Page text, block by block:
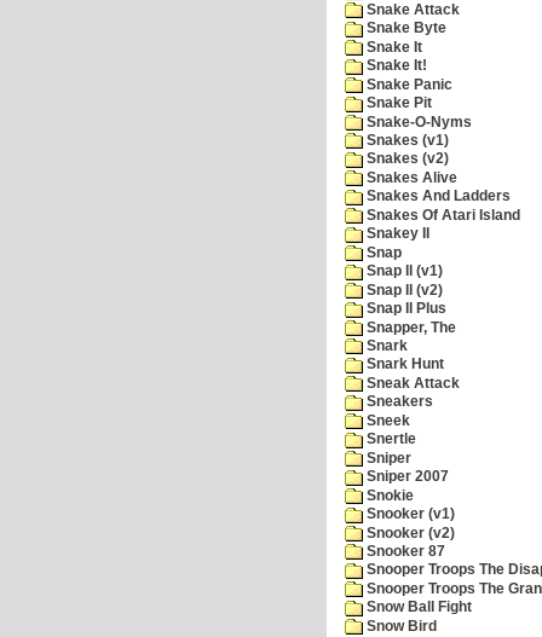
Snake Attack
Snake Byte
Snake It
Snake It!
Snake Panic
Snake Pit
Snake-O-Nyms
Snakes (v1)
Snakes (v2)
Snakes Alive
Snakes And Ladders
Snakes Of Atari Island
Snakey II
Snap
Snap II (v1)
Snap II (v2)
Snap II Plus
Snapper, The
Snark
Snark Hunt
Sneak Attack
Sneakers
Sneek
Snertle
Sniper
Sniper 2007
Snokie
Snooker (v1)
Snooker (v2)
Snooker 87
Snooper Troops The
Snooper Troops The
Snow Ball Fight
Snow Bird